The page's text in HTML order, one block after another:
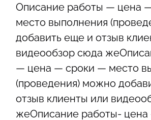
КОНТАКТЫ
Описание работы — цена
место выполнения
добавить еще и отзыв
видеообзор сюда
— цена — сроки — место
(проведения) можно
отзыв клиенты или
жеОписание работы-